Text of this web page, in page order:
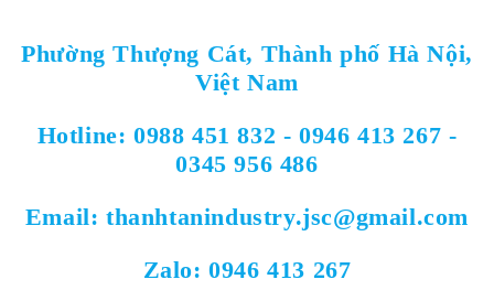
Phường Thượng Cát, Thànhphố Hà Nội,
Việt Nam
Hotline: 0988 451 832 - 0946 413 267 -
0345 956 486
Email: thanhtanindustry.jsc@gmail.com
Zalo: 0946 413 267